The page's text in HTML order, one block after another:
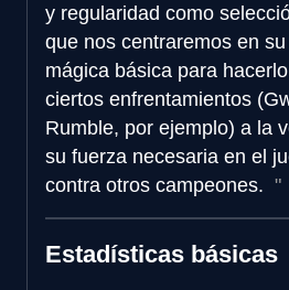
y regularidad como
que nos centraremos en
mágica básica para
ciertos enfrentamientos
Rumble, por ejemplo) a la
su fuerza necesaria en el
contra otros campeones.
Estadísticas básicas